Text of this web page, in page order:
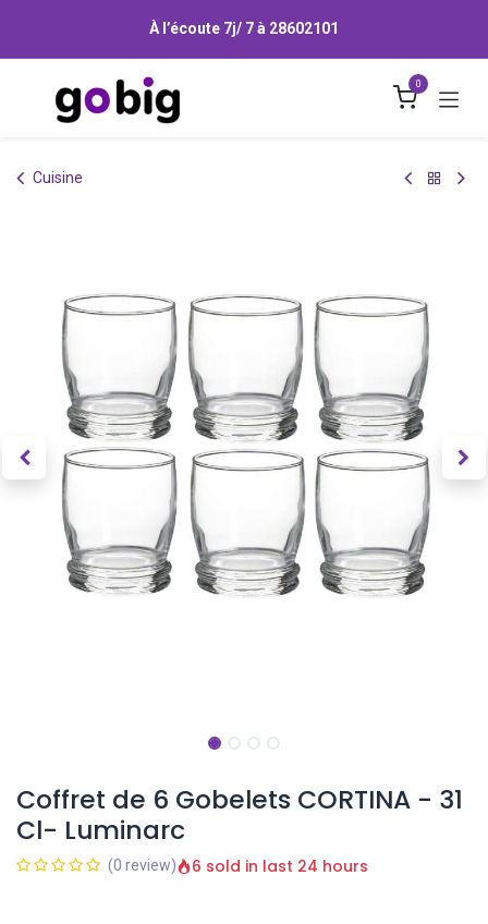
À l’écoute 7j/ 7 à 28602101
0
Cuisine
Coffret de 6 Gobelets CORTINA - 31
Cl- Luminarc
(0 review) 6 sold in last 24 hours